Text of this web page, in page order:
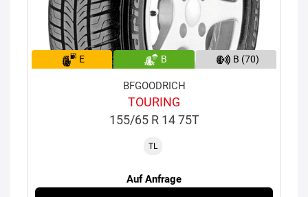
E B B (70)
BFGOODRICH
TOURING
155/65 R 14 75T
TL
Auf Anfrage